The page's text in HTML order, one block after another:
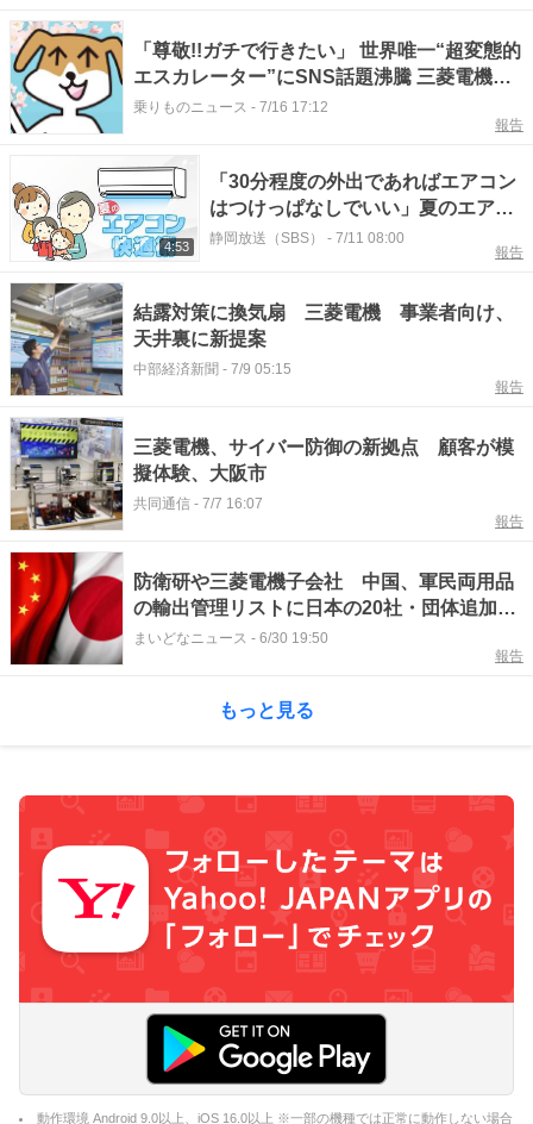
「尊敬!!ガチで行きたい」 世界唯一“超変態的
エスカレーター”にSNS話題沸騰 三菱電機G
の「常識破り」な技術とは
乗りものニュース - 7/16 17:12
報告
4:53
「30分程度の外出であればエアコン
はつけっぱなしでいい」夏のエアコ
ン快適術 節電のコツは? 寝ていると
静岡放送（SBS） - 7/11 08:00
報告
結露対策に換気扇 三菱電機 事業者向け、
天井裏に新提案
中部経済新聞 - 7/9 05:15
報告
三菱電機、サイバー防御の新拠点 顧客が模
擬体験、大阪市
共同通信 - 7/7 16:07
報告
防衛研や三菱電機子会社 中国、軍民両用品
の輸出管理リストに日本の20社・団体追加
露骨な揺さぶりに現実的対応せよ
まいどなニュース - 6/30 19:50
報告
もっと見る
動作環境 Android 9.0以上、iOS 16.0以上 ※一部の機種では正常に動作しない場合